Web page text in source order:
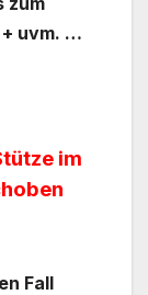
uvm. …
im
Fall